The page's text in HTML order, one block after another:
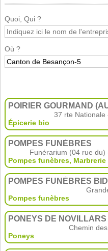
Quoi, Qui ?
Où ?
POIRIER GOURMAND
37 rte Nationale
Épicerie bio
POMPES FUNÈBRES
Funérarium (04 rue du)
Pompes funèbres, Marbrerie
POMPES FUNÈBRES
Pompes funèbres
PONEYS DE
Chemin
Poneys